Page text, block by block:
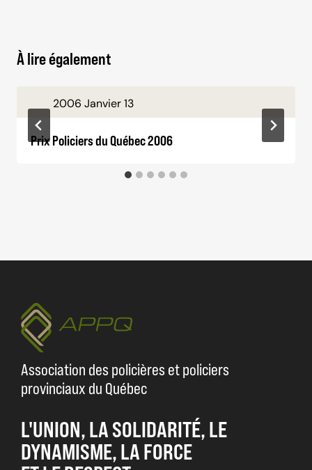
À lire également
2006 Janvier 13
Prix Policiers du Québec 2006
Association des policières et policiers
provinciaux du Québec
L'UNION, LA SOLIDARITÉ, LE
DYNAMISME, LA FORCE